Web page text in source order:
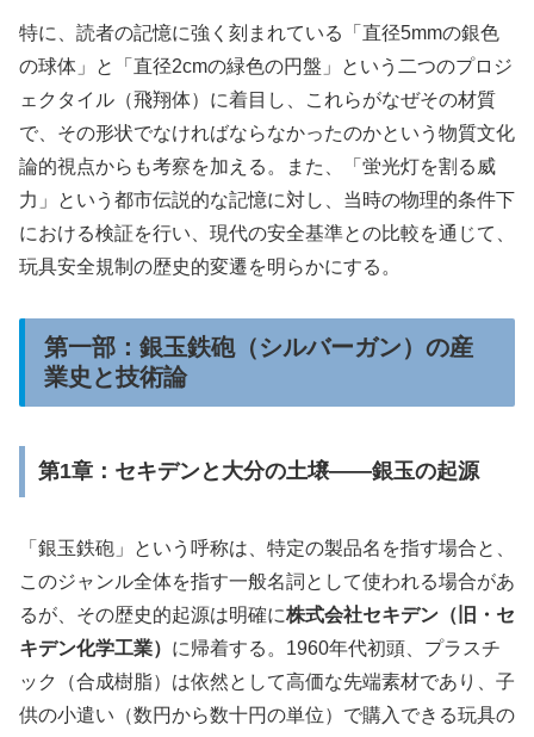
特に、読者の記憶に強く刻まれている「直径5mmの銀色
の球体」と「直径2cmの緑色の円盤」という二つのプロジ
ェクタイル（飛翔体）に着目し、これらがなぜその材質
で、その形状でなければならなかったのかという物質文化
論的視点からも考察を加える。また、「蛍光灯を割る威
力」という都市伝説的な記憶に対し、当時の物理的条件下
における検証を行い、現代の安全基準との比較を通じて、
玩具安全規制の歴史的変遷を明らかにする。
第一部：銀玉鉄砲（シルバーガン）の産
業史と技術論
第1章：セキデンと大分の土壌――銀玉の起源
「銀玉鉄砲」という呼称は、特定の製品名を指す場合と、
このジャンル全体を指す一般名詞として使われる場合があ
るが、その歴史的起源は明確に株式会社セキデン（旧・セ
キデン化学工業） に帰着する。1960年代初頭、プラスチ
ック（合成樹脂）は依然として高価な先端素材であり、子
供の小遣い（数円から数十円の単位）で購入できる玩具の